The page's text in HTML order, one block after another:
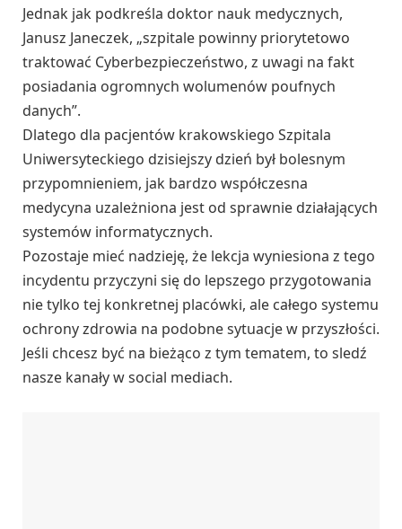
Jednak jak podkreśla doktor nauk medycznych,
Janusz Janeczek, „szpitale powinny priorytetowo
traktować Cyberbezpieczeństwo, z uwagi na fakt
posiadania ogromnych wolumenów poufnych
danych”.
Dlatego dla pacjentów krakowskiego Szpitala
Uniwersyteckiego dzisiejszy dzień był bolesnym
przypomnieniem, jak bardzo współczesna
medycyna uzależniona jest od sprawnie działających
systemów informatycznych.
Pozostaje mieć nadzieję, że lekcja wyniesiona z tego
incydentu przyczyni się do lepszego przygotowania
nie tylko tej konkretnej placówki, ale całego systemu
ochrony zdrowia na podobne sytuacje w przyszłości.
Jeśli chcesz być na bieżąco z tym tematem, to sledź
nasze kanały w social mediach.